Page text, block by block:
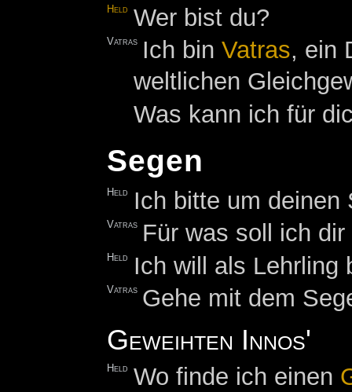
Held Wer bist du?
Vatras Ich binVatras, ein
weltlichen
Was kann ich für
Segen
Held Ich bitte um deinen
Vatras Für was soll ich
Held Ich will als Lehrling
Vatras Gehe mit dem
Geweihten Innos'
Held Wo finde ich einen